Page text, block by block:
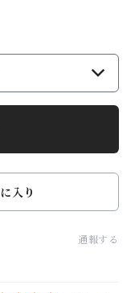
入り
通報する